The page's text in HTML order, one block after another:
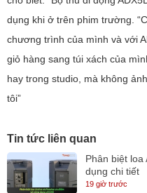
dụng khi ở trên phim trường.
chương trình của mình và với
giỏ hàng sang túi xách của
hay trong studio, mà không
tôi”
Tin tức liên quan
Phân biệt loa
dụng chi tiết
19 giờ trước